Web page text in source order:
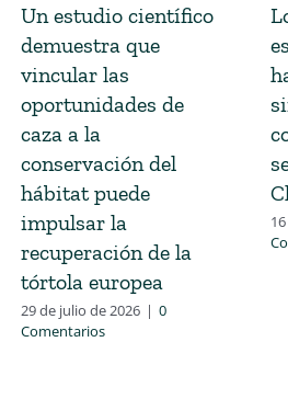
Un estudio científico
demuestra que
vincular las
oportunidades de
caza a la
conservación del
hábitat puede
impulsar la
recuperación de la
tórtola europea
29 de julio de 2026 | 0
Comentarios